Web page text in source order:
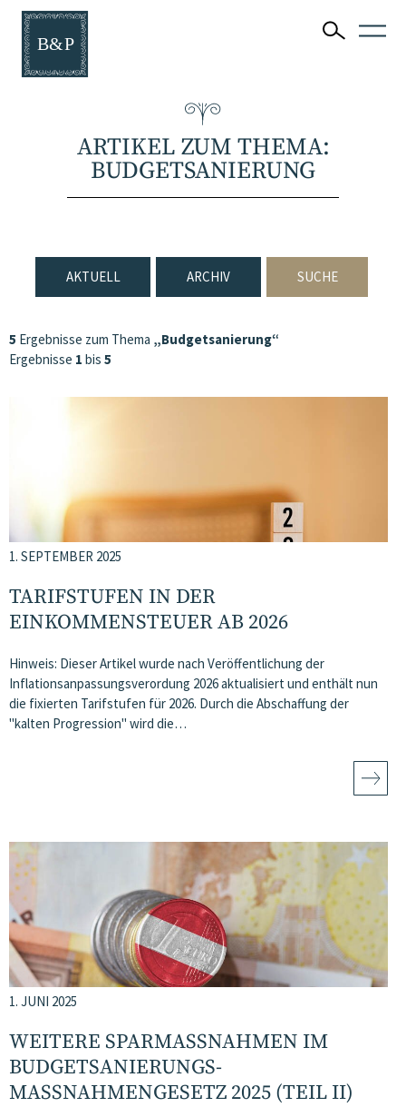
ARTIKEL ZUM THEMA:
BUDGETSANIERUNG
AKTUELL ARCHIV SUCHE
5 Ergebnisse zum Thema „Budgetsanierung“
Ergebnisse 1 bis 5
1. SEPTEMBER 2025
TARIFSTUFEN IN DER
EINKOMMENSTEUER AB 2026
Hinweis: Dieser Artikel wurde nach Veröffentlichung der
Inflationsanpassungsverordung 2026 aktualisiert und enthält nun
die fixierten Tarifstufen für 2026. Durch die Abschaffung der
"kalten Progression" wird die…
1. JUNI 2025
WEITERE SPARMASSNAHMEN IM B
UDGETSANIERUNGS­M
ASSNAHMENGESETZ 2025 (TEIL II)